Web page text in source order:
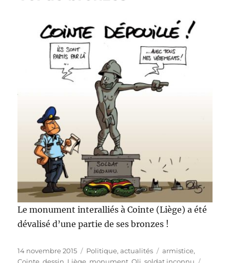
Le monument interalliés à Cointe (Liège) a été
dévalisé d’une partie de ses bronzes !
Publié
le
14 novembre 2015 Catégories
Politique, actualités Étiquettes
armistice,
Cointe ,dessin Liège monument ,Oli ,soldat inconnu